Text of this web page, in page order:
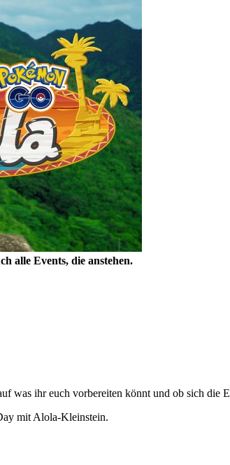
alle Events, die anstehen.
was ihr euch vorbereiten könnt und ob sich die
mit Alola-Kleinstein.